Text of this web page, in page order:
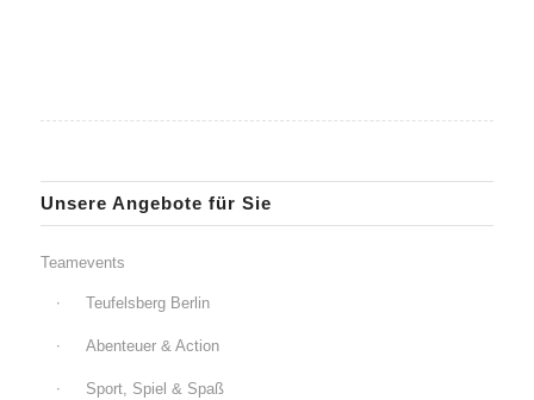
Unsere Angebote für Sie
Teamevents
Teufelsberg Berlin
Abenteuer & Action
Sport, Spiel & Spaß